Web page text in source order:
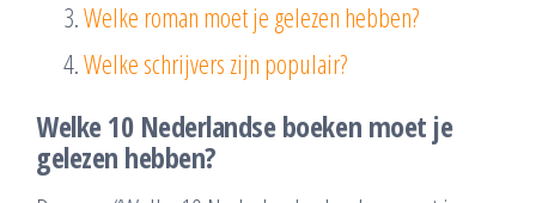
Welke roman moet je gelezen hebben?
Welke schrijvers zijn populair?
Welke 10 Nederlandse boeken moet je
gelezen hebben?